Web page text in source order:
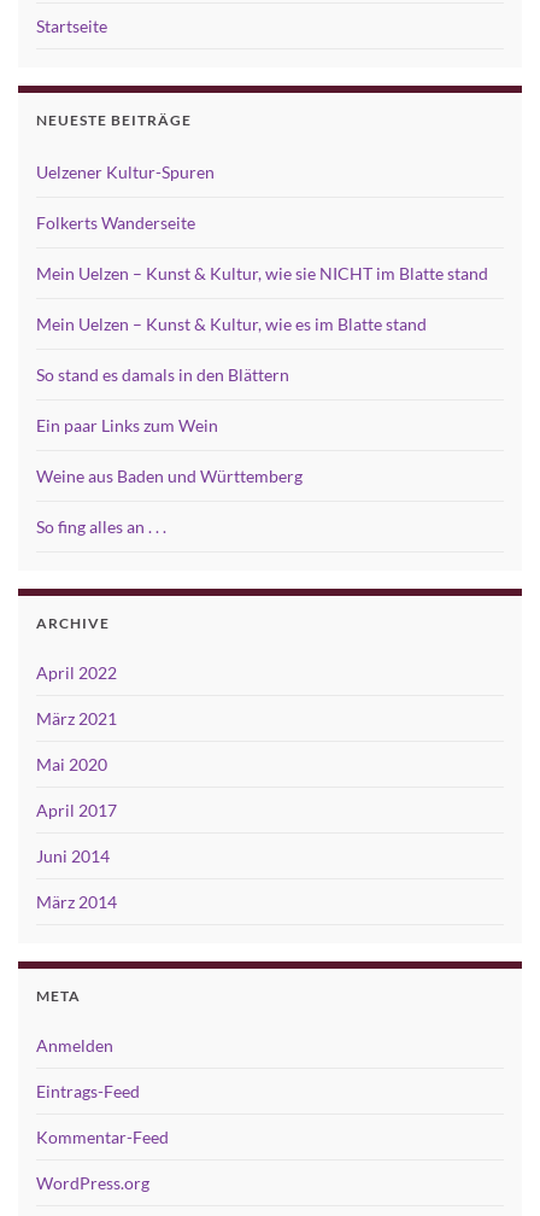
Startseite
NEUESTE BEITRÄGE
Uelzener Kultur-Spuren
Folkerts Wanderseite
Mein Uelzen – Kunst & Kultur, wie sie NICHT im Blatte stand
Mein Uelzen – Kunst & Kultur, wie es im Blatte stand
So stand es damals in den Blättern
Ein paar Links zum Wein
Weine aus Baden und Württemberg
So fing alles an . . .
ARCHIVE
April 2022
März 2021
Mai 2020
April 2017
Juni 2014
März 2014
META
Anmelden
Eintrags-Feed
Kommentar-Feed
WordPress.org